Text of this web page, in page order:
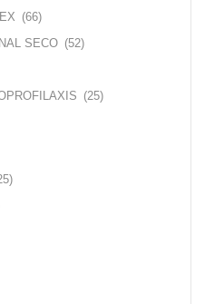
(66)
SECO (52)
(25)